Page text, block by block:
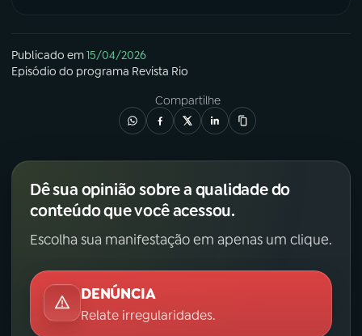
Publicado em15/04/2026
Episódio do programa Revista Rio
Compartilhe
Dê sua opinião sobre a qualidade do
conteúdo que você acessou.
Escolha sua manifestação em apenas um clique.
DENÚNCIA
Relate irregularidades.